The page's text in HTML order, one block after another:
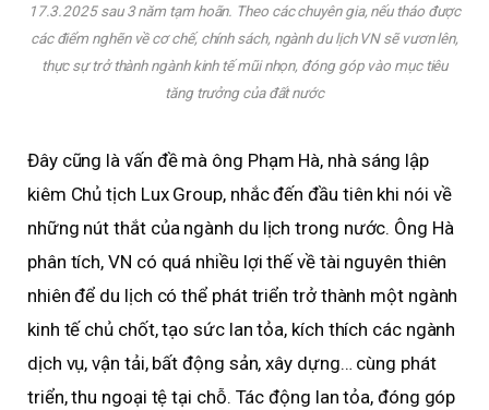
17.3.2025 sau 3 năm tạm hoãn. Theo các chuyên gia, nếu tháo được
các điểm nghẽn về cơ chế, chính sách, ngành du lịch VN sẽ vươn lên,
thực sự trở thành ngành kinh tế mũi nhọn, đóng góp vào mục tiêu
tăng trưởng của đất nước
Đây cũng là vấn đề mà ông Phạm Hà, nhà sáng lập
kiêm Chủ tịch Lux Group, nhắc đến đầu tiên khi nói về
những nút thắt của ngành du lịch trong nước. Ông Hà
phân tích, VN có quá nhiều lợi thế về tài nguyên thiên
nhiên để du lịch có thể phát triển trở thành một ngành
kinh tế chủ chốt, tạo sức lan tỏa, kích thích các ngành
dịch vụ, vận tải, bất động sản, xây dựng… cùng phát
triển, thu ngoại tệ tại chỗ. Tác động lan tỏa, đóng góp